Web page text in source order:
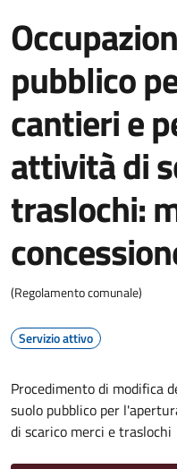
pubblico
cantieri e
attività di
traslochi:
(Regolamento comunale)
Servizio attivo
Procedimento di modifica
suolo pubblico per
di scarico merci e traslochi